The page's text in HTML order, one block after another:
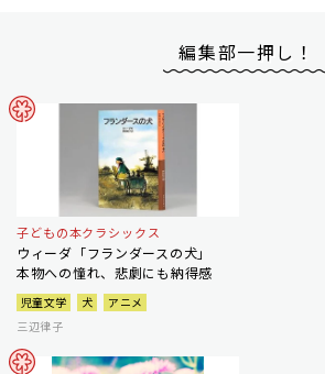
編集部一押し！
子どもの本クラシックス
ウィーダ「フランダースの犬」
本物への憧れ、悲劇にも納得感
児童文学 犬
アニメ
三辺律子